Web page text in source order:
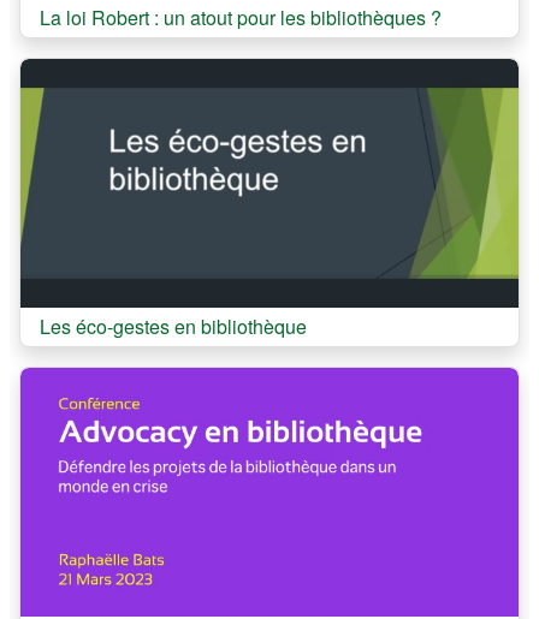
Cours:
La loi Robert : un atout pour les bibliothèques ?
Cours:
Les éco-gestes en bibliothèque